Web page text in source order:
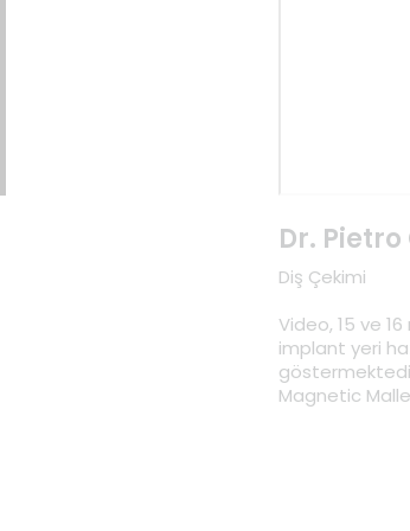
Dr.
Diş Çekimi
Video, 15 ve
implant yeri
Magnetic